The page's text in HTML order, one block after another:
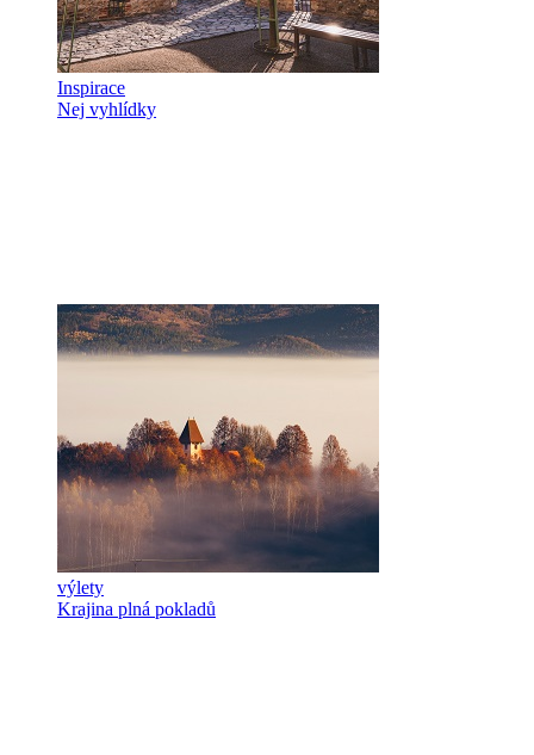
Inspirace
Nej vyhlídky
výlety
Krajina plná pokladů